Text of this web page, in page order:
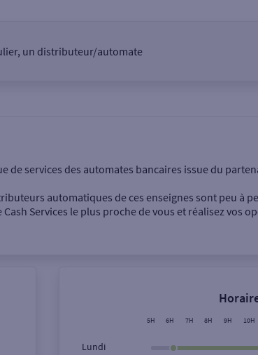
un distributeur/automate
Retrait
de services des automates bancaires issue du
automatiques de ces enseignes sont peu à
Services le plus proche de vous et réalisez vos
5H 6H 7H 8H 9H 10H
Lundi